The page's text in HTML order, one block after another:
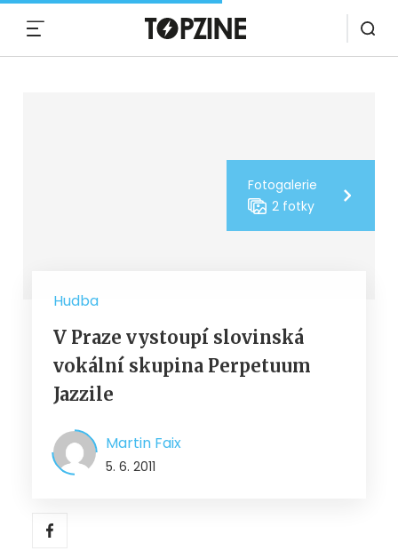
Fotogalerie
2 fotky
Hudba
V Praze vystoupí slovinská
vokální skupina Perpetuum
Jazzile
Martin Faix
5. 6. 2011